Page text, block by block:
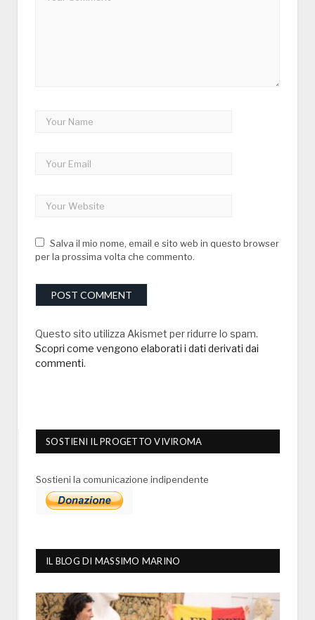
Salva il mio nome, email e sito web in questo browser
per la prossima volta che commento.
Questo sito utilizza Akismet per ridurre lo spam.
Scopri come vengono elaborati i dati derivati dai
commenti.
SOSTIENI IL PROGETTO VIVIROMA
Sostieni la comunicazione indipendente
IL BLOG DI MASSIMO MARINO